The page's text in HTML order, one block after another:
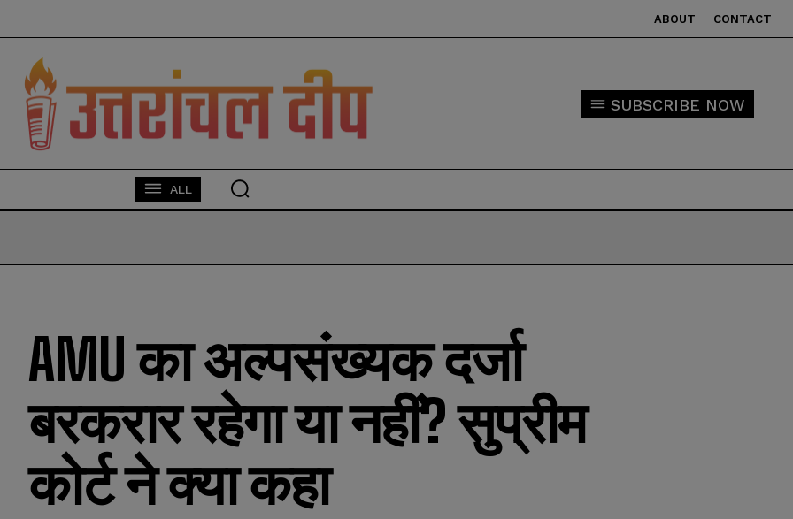
ABOUT CONTACT
SUBSCRIBE NOW
ALL
AMU का अल्पसंख्यक दर्जा
बरकरार रहेगा या नहीं? सुप्रीम
कोर्ट ने क्या कहा